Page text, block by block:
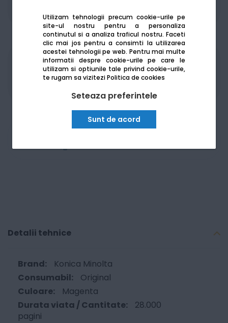
Utilizam tehnologii precum cookie-urile pe
site-ul nostru pentru a personaliza
continutul si a analiza traficul nostru. Faceti
clic mai jos pentru a consimti la utilizarea
acestei tehnologii pe web. Pentru mai multe
informatii despre cookie-urile pe care le
utilizam si optiunile tale privind cookie-urile,
te rugam sa viziteziPolitica de cookies
Seteaza preferintele
Sunt de acord
Produsele sunt disponibile pe platforma de
achizitii publiceSEAP/SICAP
Detalii tehnice
Konica Minolta
Original
Magenta
28.000
pagini